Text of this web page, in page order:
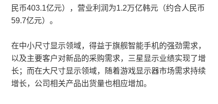
民币403.1亿元），营业利润为1.2万亿韩元（约合人民币
59.7亿元）。
在中小尺寸显示领域，得益于旗舰智能手机的强劲需求，
以及主要客户对新品的采购需求，三星显示业绩实现了增
长；而在大尺寸显示领域，随着游戏显示器市场需求持续
增长，公司相关产品出货量也相应增加。